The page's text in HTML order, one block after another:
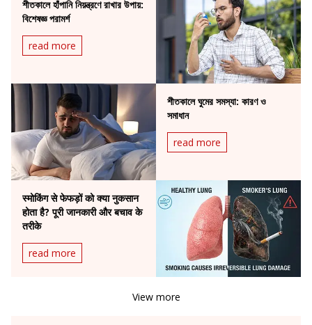
শীতকালে হাঁপানি নিয়ন্ত্রণে রাখার উপায়:
বিশেষজ্ঞ পরামর্শ
read more
শীতকালে ঘুমের সমস্যা: কারণ ও
সমাধান
read more
स्मोकिंग से फेफड़ों को क्या नुकसान
होता है? पूरी जानकारी और बचाव के
तरीके
read more
View more